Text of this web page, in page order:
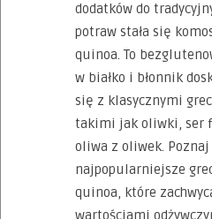
dodatków do
potraw stała się
quinoa. To
w białko i błonnik
się z klasycznymi
takimi jak oliwki, ser
oliwa z oliwek. Poznaj
najpopularniejsze
quinoa, które
wartościami